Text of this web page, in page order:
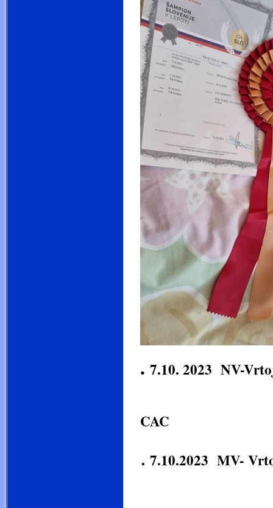
. 7.10. 2023 NV-
CAC
. 7.10.2023 MV-